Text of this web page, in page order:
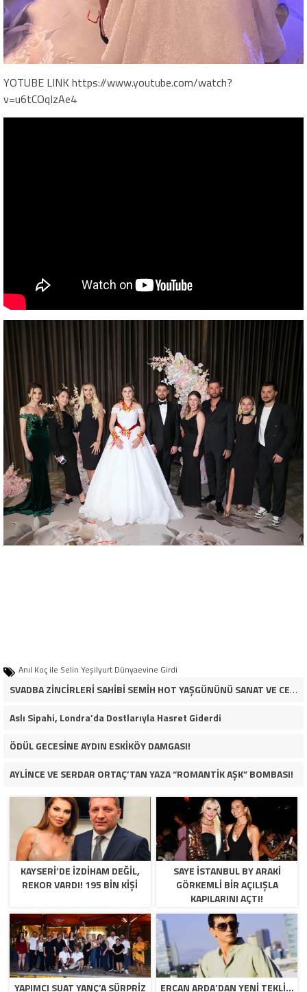
YOTUBE LINK https://www.youtube.com/watch?
v=u6tCOqIzAe4
Anıl Koç ile Selin Yeşilyurt Dünyaevine Girdi
SVADBA ZİNCİRLERİ SAHİBİ SEMİH HOT YAŞGÜNÜNÜ SANAT VE CEMİYET DÜNYASININ ÜNLÜ İSİMLERİYLE KUTLADI!
Aslı Sipahi, Londra’da Dostlarıyla Hasret Giderdi
ÖDÜL GECESİNE AYDIN ESKİKÖY DAMGASI!
AYLİNCE VE SERDAR ORTAÇ’TAN YAZA “ROMANTİK AŞK” BOMBASI!
KAYSERİ’DE İZDİHAM DEĞİL,
REKOR VARDI! 195 BİN KİŞİ
SAYE İSTANBUL BY ARAKİ
GÖRKEMLİ BİR AÇILIŞLA
KAPILARINI AÇTI!
YAPIMCI SUAT YANÇ’A SÜRPRIZ ERCAN ARDA’DAN YENI TEKLI…